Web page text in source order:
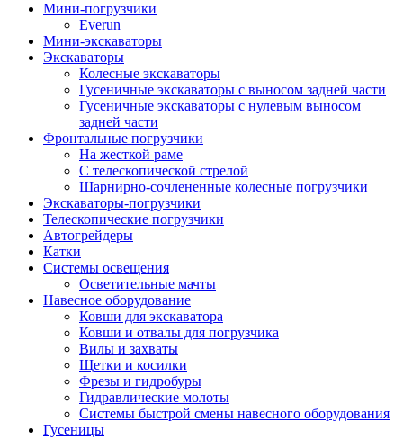
Мини-погрузчики
Everun
Мини-экскаваторы
Экскаваторы
Колесные экскаваторы
Гусеничные экскаваторы с выносом задней части
Гусеничные экскаваторы с нулевым выносом
задней части
Фронтальные погрузчики
На жесткой раме
С телескопической стрелой
Шарнирно-сочлененные колесные погрузчики
Экскаваторы-погрузчики
Телескопические погрузчики
Автогрейдеры
Катки
Системы освещения
Осветительные мачты
Навесное оборудование
Ковши для экскаватора
Ковши и отвалы для погрузчика
Вилы и захваты
Щетки и косилки
Фрезы и гидробуры
Гидравлические молоты
Системы быстрой смены навесного оборудования
Гусеницы